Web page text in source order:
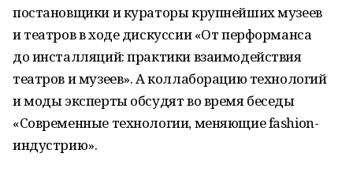
постановщики и кураторы крупнейших музеев
и театров в ходе дискуссии «От перформанса
до инсталляций: практики взаимодействия
театров и музеев». А коллаборацию технологий
и моды эксперты обсудят во время беседы
«Современные технологии, меняющие fashion-
индустрию».